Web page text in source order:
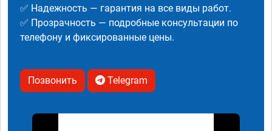
✅ Надежность — гарантия на все виды работ.
✅ Прозрачность — подробные консультации по
телефону и фиксированные цены.
Позвонить Telegram